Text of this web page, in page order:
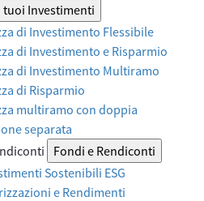
tuoi Investimenti
di Investimento Flessibile
di Investimento e Risparmio
di Investimento Multiramo
di Risparmio
multiramo con doppia
separata
Fondi e Rendiconti
Sostenibili ESG
e Rendimenti